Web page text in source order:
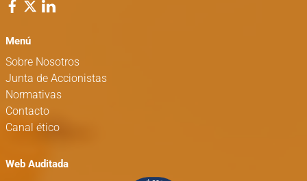
Menú
Sobre Nosotros
Junta de Accionistas
Normativas
Contacto
Canal ético
Web Auditada